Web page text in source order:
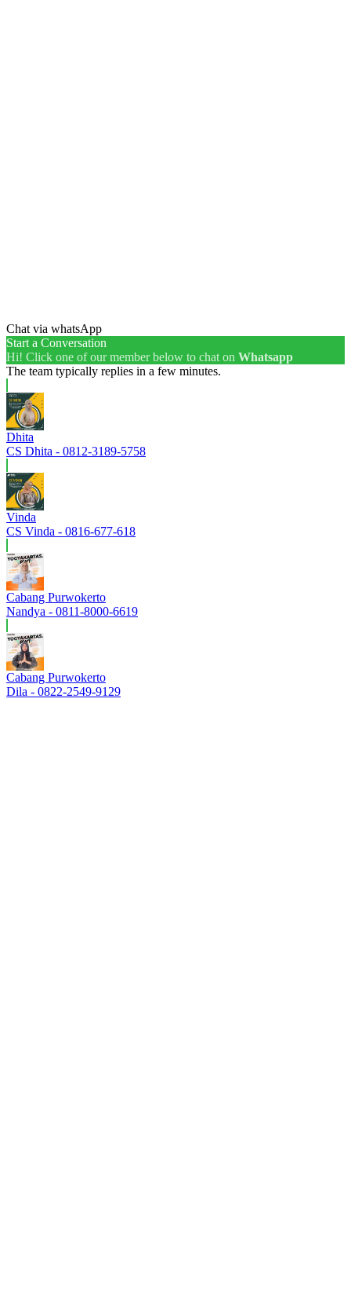
Chat via whatsApp
Start a Conversation
Hi! Click one of our member below to chat on Whatsapp
The team typically replies in a few minutes.
Dhita
CS Dhita - 0812-3189-5758
Vinda
CS Vinda - 0816-677-618
Cabang Purwokerto
Nandya - 0811-8000-6619
Cabang Purwokerto
Dila - 0822-2549-9129